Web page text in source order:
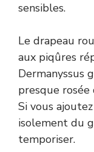
sensibles.
Le drapeau
aux piqûres
Dermanyssus
presque rosée
Si vous
isolement du
temporiser.